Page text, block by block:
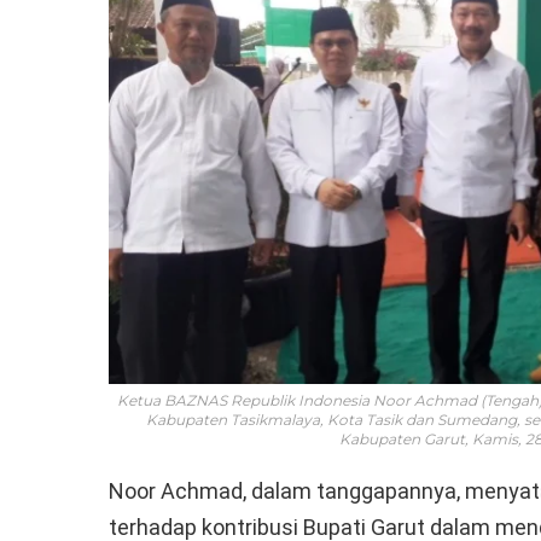
Ketua BAZNAS Republik Indonesia Noor Achmad
Kabupaten Tasikmalaya, Kota Tasik dan Sumedang,
Kabupaten Garut, Kamis,
Noor Achmad, dalam tanggapannya,
terhadap kontribusi Bupati Garut dalam